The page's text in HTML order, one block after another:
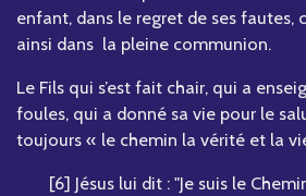
enfant, dans le regret de ses fautes,
ainsi dans la pleine communion.
Le Fils qui s’est fait chair, qui a
foules, qui a donné sa vie pour le
toujours « le chemin la vérité et la
[6] Jésus lui dit : "Je suis le